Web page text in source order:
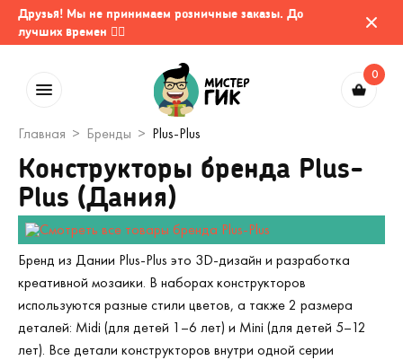
Друзья! Мы не принимаем розничные заказы. До
лучших времен 🤷‍♂️
0
Главная Бренды Plus-Plus
Конструкторы бренда Plus-
Plus (Дания)
Бренд из Дании Plus-Plus это 3D-дизайн и разработка
креативной мозаики. В наборах конструкторов
используются разные стили цветов, а также 2 размера
деталей: Midi (для детей 1–6 лет) и Mini (для детей 5–12
лет). Все детали конструкторов внутри одной серии